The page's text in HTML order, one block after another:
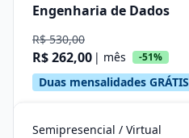
Engenharia de Dados
R$ 530,00
R$ 262,00 | mês -51%
Duas mensalidades GRÁTIS
Semipresencial / Virtual